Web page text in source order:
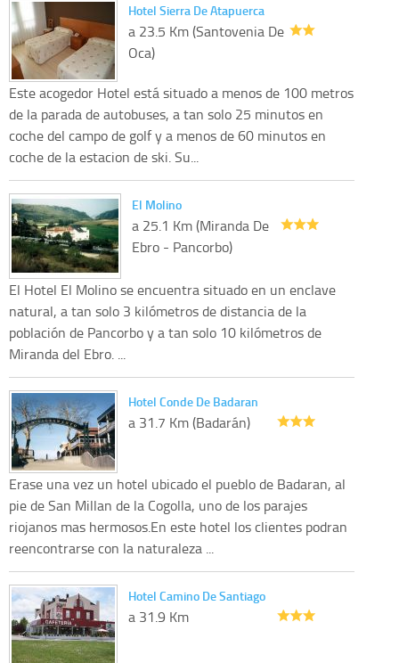
Hotel Sierra De Atapuerca
a 23.5 Km (Santovenia De
Oca)
Este acogedor Hotel está situado a menos de 100 metros
de la parada de autobuses, a tan solo 25 minutos en
coche del campo de golf y a menos de 60 minutos en
coche de la estacion de ski. Su...
El Molino
a 25.1 Km (Miranda De
Ebro - Pancorbo)
El Hotel El Molino se encuentra situado en un enclave
natural, a tan solo 3 kilómetros de distancia de la
población de Pancorbo y a tan solo 10 kilómetros de
Miranda del Ebro. ...
Hotel Conde De Badaran
a 31.7 Km (Badarán)
Erase una vez un hotel ubicado el pueblo de Badaran, al
pie de San Millan de la Cogolla, uno de los parajes
riojanos mas hermosos.En este hotel los clientes podran
reencontrarse con la naturaleza ...
Hotel Camino De Santiago
a 31.9 Km